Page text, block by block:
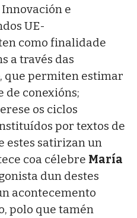
e
UE-
como finalidade
a través das
, que permiten estimar
de conexións;
os ciclos
por textos de
estes satirizan un
coa célebre María
dun destes
acontecemento
polo que tamén